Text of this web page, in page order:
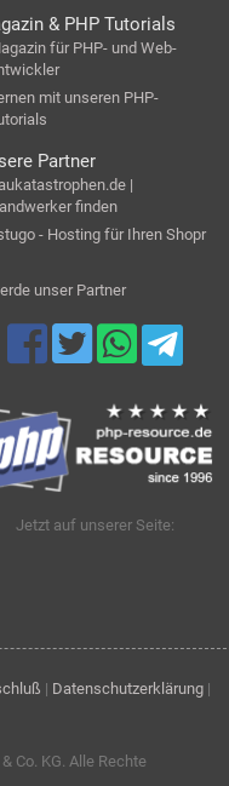
& PHP Tutorials
für PHP- und Web-
mit unseren PHP-
Partner
|
finden
- Hosting für Ihren Shopr
unser Partner
Jetzt auf unserer Seite:
| Datenschutzerklärung |
Co. KG. Alle Rechte